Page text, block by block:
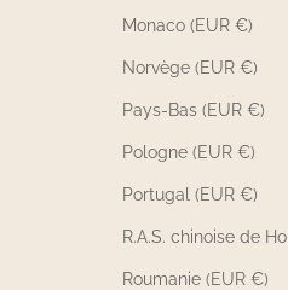
Monaco (EUR €)
Norvège (EUR €)
Pays-Bas (EUR €)
Pologne (EUR €)
Portugal (EUR €)
R.A.S. chinoise de
Roumanie (EUR €)